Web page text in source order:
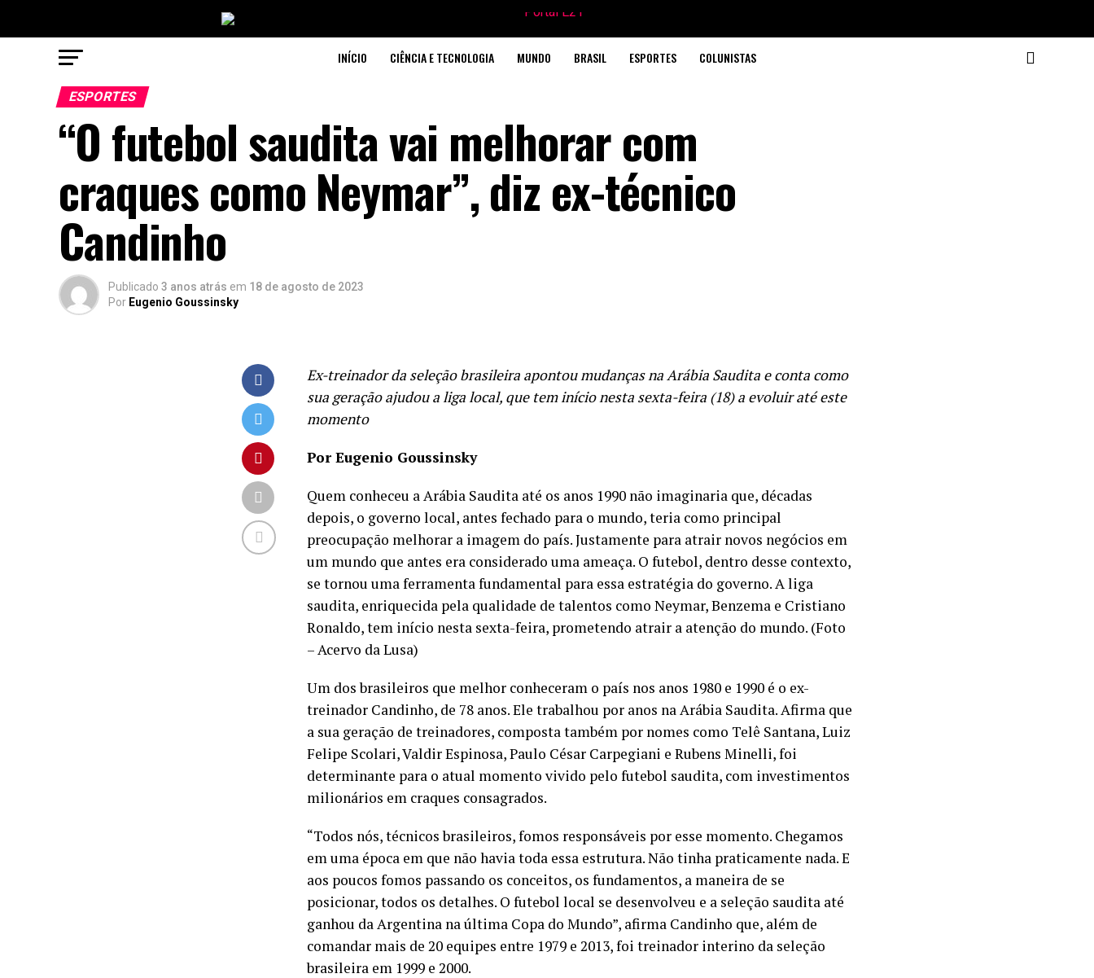
INÍCIO CIÊNCIA E TECNOLOGIA MUNDO BRASIL ESPORTES COLUNISTAS
ESPORTES
“O futebol saudita vai melhorar com
craques como Neymar”, diz ex-técnico
Candinho
Publicado 3 anos atrás em 18 de agosto de 2023
Por Eugenio Goussinsky
Ex-treinador da seleção brasileira apontou mudanças na Arábia Saudita e conta como
sua geração ajudou a liga local, que tem início nesta sexta-feira (18) a evoluir até este
momento
Por Eugenio Goussinsky
Quem conheceu a Arábia Saudita até os anos 1990 não imaginaria que, décadas
depois, o governo local, antes fechado para o mundo, teria como principal
preocupação melhorar a imagem do país. Justamente para atrair novos negócios em
um mundo que antes era considerado uma ameaça. O futebol, dentro desse contexto,
se tornou uma ferramenta fundamental para essa estratégia do governo. A liga
saudita, enriquecida pela qualidade de talentos como Neymar, Benzema e Cristiano
Ronaldo, tem início nesta sexta-feira, prometendo atrair a atenção do mundo. (Foto
– Acervo da Lusa)
Um dos brasileiros que melhor conheceram o país nos anos 1980 e 1990 é o ex-
treinador Candinho, de 78 anos. Ele trabalhou por anos na Arábia Saudita. Afirma que
a sua geração de treinadores, composta também por nomes como Telê Santana, Luiz
Felipe Scolari, Valdir Espinosa, Paulo César Carpegiani e Rubens Minelli, foi
determinante para o atual momento vivido pelo futebol saudita, com investimentos
milionários em craques consagrados.
“Todos nós, técnicos brasileiros, fomos responsáveis por esse momento. Chegamos
em uma época em que não havia toda essa estrutura. Não tinha praticamente nada. E
aos poucos fomos passando os conceitos, os fundamentos, a maneira de se
posicionar, todos os detalhes. O futebol local se desenvolveu e a seleção saudita até
ganhou da Argentina na última Copa do Mundo”, afirma Candinho que, além de
comandar mais de 20 equipes entre 1979 e 2013, foi treinador interino da seleção
brasileira em 1999 e 2000.